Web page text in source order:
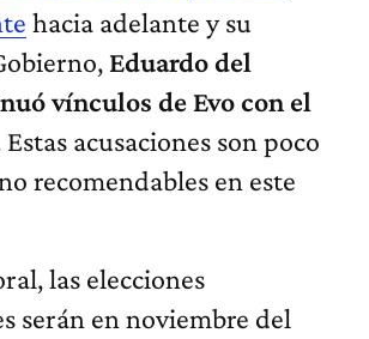
hacia adelante y su
Eduardo del
vínculos de Evo con el
Estas acusaciones son poco
recomendables en este
las elecciones
serán en noviembre del